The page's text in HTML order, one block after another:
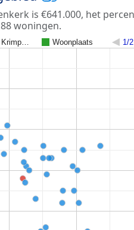
is €641.000, het
woningen.
Woonplaats 1/2